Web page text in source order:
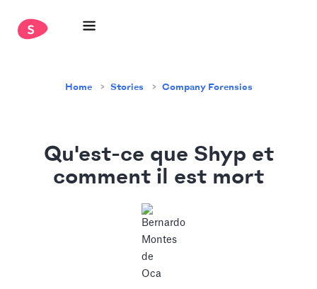
Home Stories Company Forensics
Qu'est-ce que Shyp et
comment il est mort